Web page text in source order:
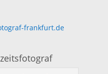
frankfurt.de